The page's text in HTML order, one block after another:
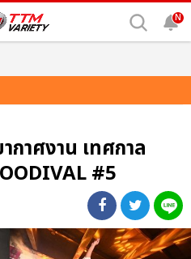
N
กาศงาน เทศกาล
#5